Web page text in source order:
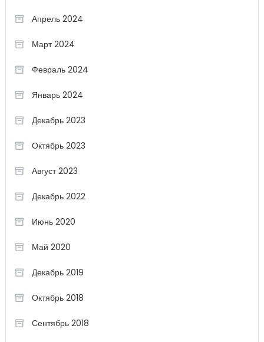
Апрель 2024
Март 2024
Февраль 2024
Январь 2024
Декабрь 2023
Октябрь 2023
Август 2023
Декабрь 2022
Июнь 2020
Май 2020
Декабрь 2019
Октябрь 2018
Сентябрь 2018